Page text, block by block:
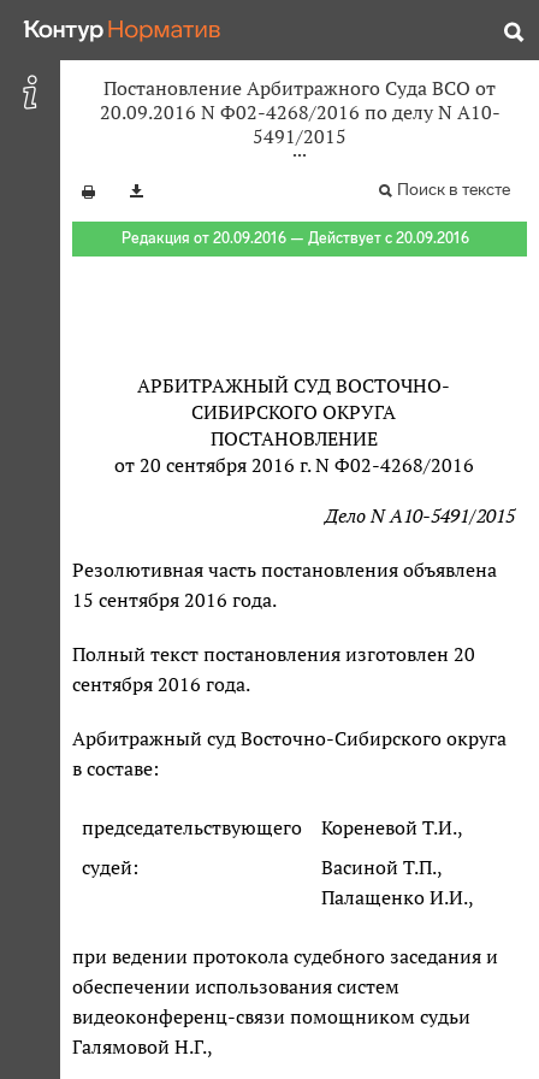
Постановление Арбитражного Суда ВСО от
20.09.2016 N Ф02-4268/2016 по делу N А10-
5491/2015
Поиск в тексте
Редакция от 20.09.2016 — Действует с 20.09.2016
АРБИТРАЖНЫЙ СУД ВОСТОЧНО-
СИБИРСКОГО ОКРУГА
ПОСТАНОВЛЕНИЕ
от 20 сентября 2016 г. N Ф02-4268/2016
Дело N А10-5491/2015
Резолютивная часть постановления объявлена
15 сентября 2016 года.
Полный текст постановления изготовлен 20
сентября 2016 года.
Арбитражный суд Восточно-Сибирского округа
в составе:
председательствующего
Кореневой Т.И.,
судей:
Васиной Т.П.,
Палащенко И.И.,
при ведении протокола судебного заседания и
обеспечении использования систем
видеоконференц-связи помощником судьи
Галямовой Н.Г.,